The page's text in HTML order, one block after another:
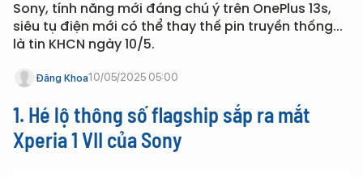
Sony, tính năng mới đáng chú ý trên OnePlus 13s,
siêu tụ điện mới có thể thay thế pin truyền thống...
là tin KHCN ngày 10/5.
Đăng Khoa10/05/2025 05:00
1. Hé lộ thông số flagship sắp ra mắt
Xperia 1 VII của Sony